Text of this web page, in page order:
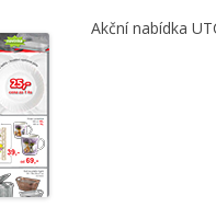
Akční nabídka